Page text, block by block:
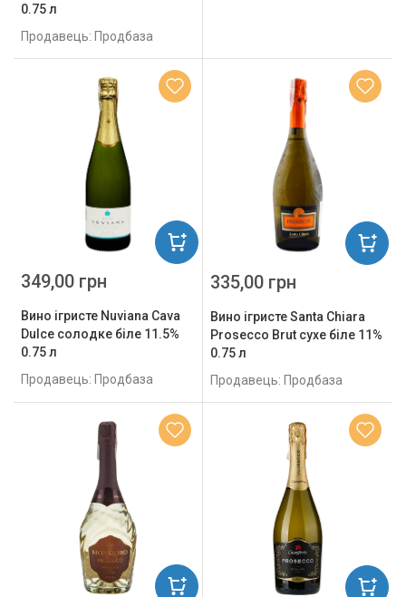
0.75 л
Продавець: Продбаза
Вино ігристе Nuviana Cava
Dulce солодке біле 11.5%
0.75 л
Продавець: Продбаза
349,00 грн
Вино ігристе Santa Chiara
Prosecco Brut сухе біле 11%
0.75 л
Продавець: Продбаза
335,00 грн